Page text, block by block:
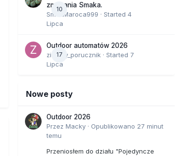
10
zmagania Smaka.
SmakMaroca999 · Started 4
Lipca
17
Outdoor automatów 2026
zielony_porucznik · Started 7
Lipca
Nowe posty
Outdoor 2026
Przez Macky · Opublikowano 27 minut
temu
Przeniosłem do działu "Pojedyncze